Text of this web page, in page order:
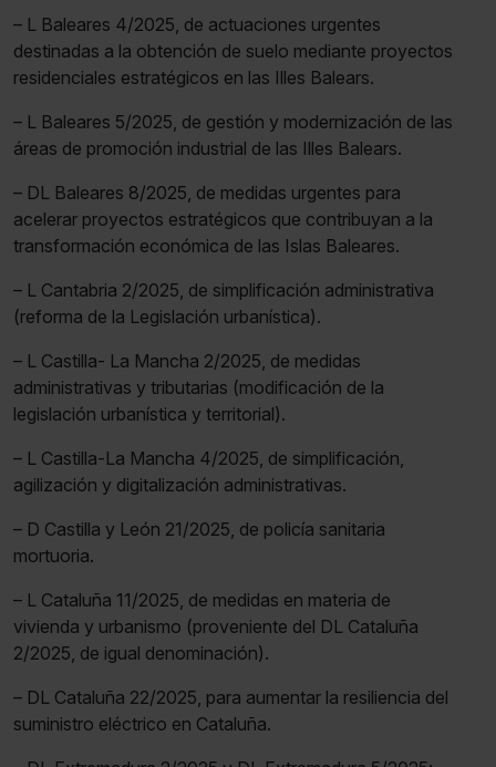
– L Baleares 4/2025, de actuaciones urgentes
destinadas a la obtención de suelo mediante proyectos
residenciales estratégicos en las Illes Balears.
– L Baleares 5/2025, de gestión y modernización de las
áreas de promoción industrial de las Illes Balears.
– DL Baleares 8/2025, de medidas urgentes para
acelerar proyectos estratégicos que contribuyan a la
transformación económica de las Islas Baleares.
– L Cantabria 2/2025, de simplificación administrativa
(reforma de la Legislación urbanística).
– L Castilla- La Mancha 2/2025, de medidas
administrativas y tributarias (modificación de la
legislación urbanística y territorial).
– L Castilla-La Mancha 4/2025, de simplificación,
agilización y digitalización administrativas.
– D Castilla y León 21/2025, de policía sanitaria
mortuoria.
– L Cataluña 11/2025, de medidas en materia de
vivienda y urbanismo (proveniente del DL Cataluña
2/2025, de igual denominación).
– DL Cataluña 22/2025, para aumentar la resiliencia del
suministro eléctrico en Cataluña.